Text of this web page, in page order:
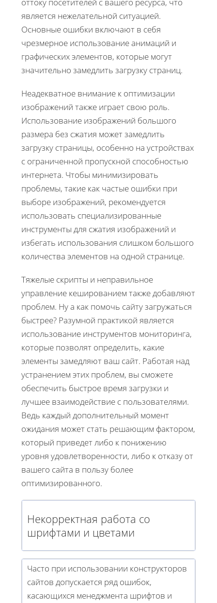
является нежелательной ситуацией.
Основные ошибки включают в себя
чрезмерное использование анимаций и
графических элементов, которые могут
значительно замедлить загрузку страниц.
Неадекватное внимание к оптимизации
изображений также играет свою роль.
Использование изображений большого
размера без сжатия может замедлить
загрузку страницы, особенно на устройствах
с ограниченной пропускной способностью
интернета. Чтобы минимизировать
проблемы, такие как частые ошибки при
выборе изображений, рекомендуется
использовать специализированные
инструменты для сжатия изображений и
избегать использования слишком большого
количества элементов на одной странице.
Тяжелые скрипты и неправильное
управление кешированием также добавляют
проблем. Ну а как помочь сайту загружаться
быстрее? Разумной практикой является
использование инструментов мониторинга,
которые позволят определить, какие
элементы замедляют ваш сайт. Работая над
устранением этих проблем, вы сможете
обеспечить быстрое время загрузки и
лучшее взаимодействие с пользователями.
Ведь каждый дополнительный момент
ожидания может стать решающим фактором,
который приведет либо к понижению
уровня удовлетворенности, либо к отказу от
вашего сайта в пользу более
оптимизированного.
Некорректная работа со
шрифтами и цветами
Часто при использовании конструкторов
сайтов допускается ряд ошибок,
касающихся менеджмента шрифтов и